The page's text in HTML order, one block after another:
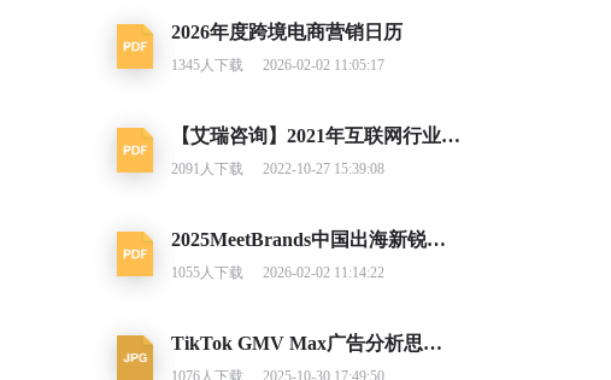
2026年度跨境电商营销日历
1345人下载 2026-02-02 11:05:17
【艾瑞咨询】2021年互联网行业挑战与机遇白皮书
2091 人下载 2022-10-27 15:39:08
2025MeetBrands中国出海新锐消费品牌榜单报告
1055人下载 2026-02-02 11:14:22
TikTok GMV Max广告分析思路及调整建议
1076人下载 2025-10-30 17:49:50